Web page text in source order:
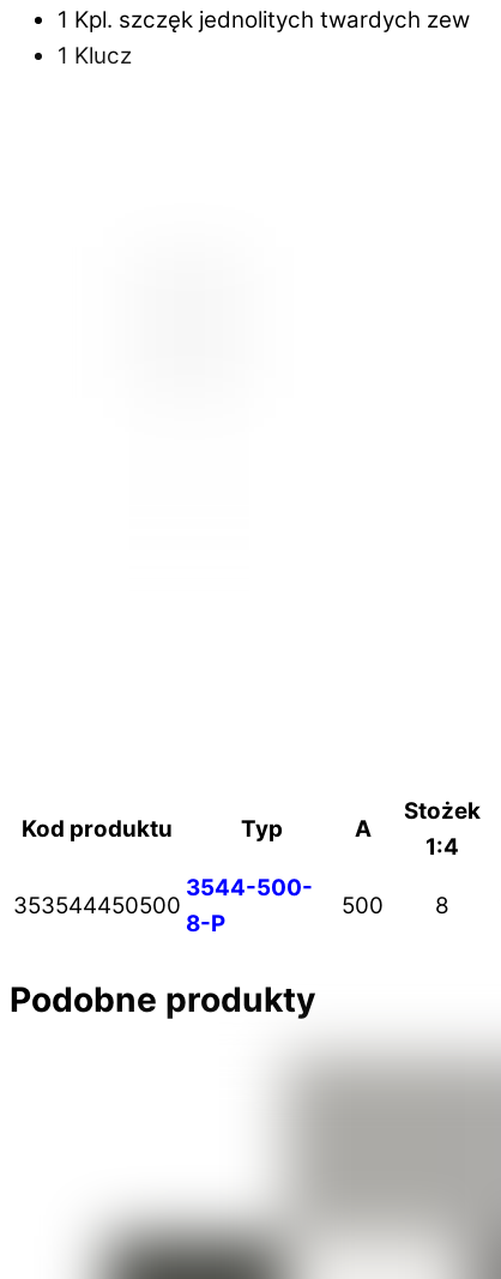
1 Kpl. szczęk jednolitych twardych zew
1 Klucz
Kod produktu Typ A
Stożek
1:4
353544450500
3544-500-
8-P
500 8
Podobne produkty